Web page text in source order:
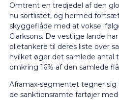
Omtrent en tredjedel af den
nu sortlistet, og hermed
skyggeflåde med at vokse
Clarksons. De vestlige lande
olietankere til deres liste over
hvilket øger det samlede antal
omkring 16% af den samlede
Aframax-segmentet tegner sig
de sanktionsramte fartøjer med